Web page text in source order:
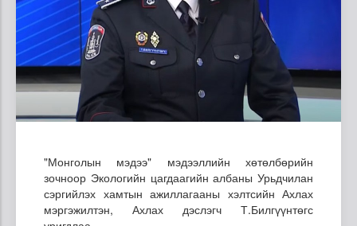
"Монголын мэдээ" мэдээллийн хөтөлбөрийн
зочноор Экологийн цагдаагийн албаны Урьдчилан
сэргийлэх хамтын ажиллагааны хэлтсийн Ахлах
мэргэжилтэн, Ахлах дэслэгч Т.Билгүүнтөгс